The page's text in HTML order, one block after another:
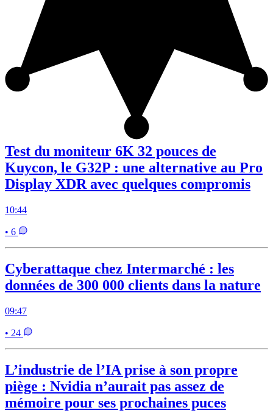
Test du moniteur 6K 32 pouces de
Kuycon, le G32P : une alternative au Pro
Display XDR avec quelques compromis
10:44
• 6
Cyberattaque chez Intermarché : les
données de 300 000 clients dans la nature
09:47
• 24
L’industrie de l’IA prise à son propre
piège : Nvidia n’aurait pas assez de
mémoire pour ses prochaines puces